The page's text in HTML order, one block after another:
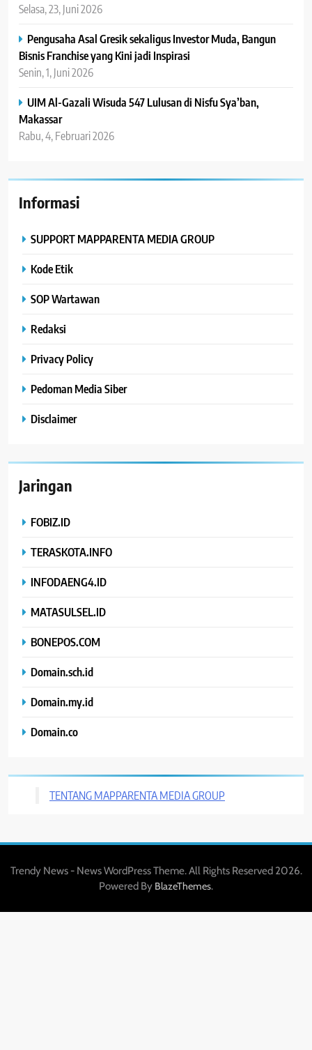
Selasa, 23, Juni 2026
Pengusaha Asal Gresik sekaligus Investor Muda, Bangun
Bisnis Franchise yang Kini jadi Inspirasi
Senin, 1, Juni 2026
UIM Al-Gazali Wisuda 547 Lulusan di Nisfu Sya’ban,
Makassar
Rabu, 4, Februari 2026
Informasi
SUPPORT MAPPARENTA MEDIA GROUP
Kode Etik
SOP Wartawan
Redaksi
Privacy Policy
Pedoman Media Siber
Disclaimer
Jaringan
FOBIZ.ID
TERASKOTA.INFO
INFODAENG4.ID
MATASULSEL.ID
BONEPOS.COM
Domain.sch.id
Domain.my.id
Domain.co
TENTANG MAPPARENTA MEDIA GROUP
Trendy News - News WordPress Theme. All Rights Reserved 2026.
Powered By BlazeThemes.